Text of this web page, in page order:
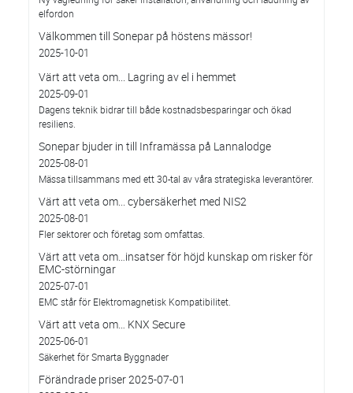
elfordon
Välkommen till Sonepar på höstens mässor!
2025-10-01
Värt att veta om... Lagring av el i hemmet
2025-09-01
Dagens teknik bidrar till både kostnadsbesparingar och ökad
resiliens.
Sonepar bjuder in till Inframässa på Lannalodge
2025-08-01
Mässa tillsammans med ett 30-tal av våra strategiska leverantörer.
Värt att veta om... cybersäkerhet med NIS2
2025-08-01
Fler sektorer och företag som omfattas.
Värt att veta om…insatser för höjd kunskap om risker för
EMC-störningar
2025-07-01
EMC står för Elektromagnetisk Kompatibilitet.
Värt att veta om… KNX Secure
2025-06-01
Säkerhet för Smarta Byggnader
Förändrade priser 2025-07-01